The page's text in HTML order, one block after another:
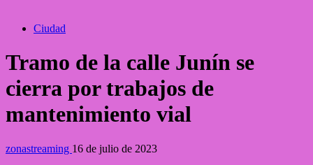
Ciudad
Tramo de la calle Junín se
cierra por trabajos de
mantenimiento vial
zonastreaming 16 de julio de 2023